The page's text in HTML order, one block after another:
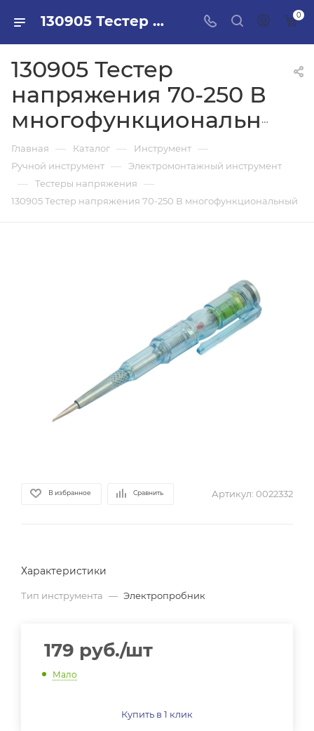
130905 Тестер напряжения 70-250 В многофункциональный в ПИЛОН — купить стройматериалы в интернет-магазине ПИЛОН с доставкой оптом и в розницу 0
130905 Тестер
напряжения 70-250 В
многофункциональный
Главная — Каталог — Инструмент —
Ручной инструмент — Электромонтажный инструмент
— Тестеры напряжения —
130905 Тестер напряжения 70-250 В многофункциональный
В избранное Сравнить Артикул: 0022332
Характеристики
Тип инструмента — Электропробник
179 руб./шт
Мало
Купить в 1 клик